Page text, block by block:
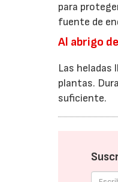
para
fuente de
Al abrigo
Las heladas
plantas.
suficiente.